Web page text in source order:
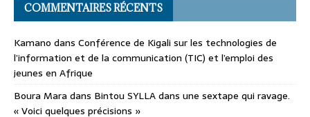
COMMENTAIRES RÉCENTS
Kamano dans Conférence de Kigali sur les technologies de
l’information et de la communication (TIC) et l’emploi des
jeunes en Afrique
Boura Mara dans Bintou SYLLA dans une sextape qui ravage.
« Voici quelques précisions »